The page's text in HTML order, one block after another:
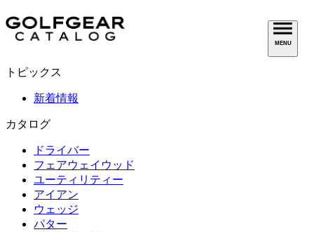
MENU
トピックス
新着情報
カタログ
ドライバー
フェアウェイウッド
ユーティリティー
アイアン
ウェッジ
パター